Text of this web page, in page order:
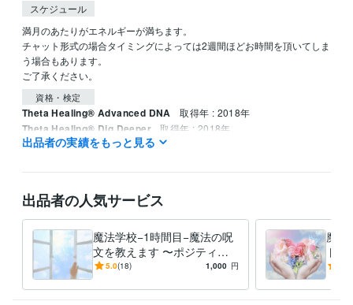
スケジュール
満月のあたりがエネルギーが満ちます。
チャット形式の場合タイミングによっては2週間ほどお時間を頂いてしま
う場合もあります。
資格・検定
Theta Healing® Advanced DNA 取得年 : 2018年
Theta Healing® Dig Deeper 取得年 : 2018年
占い エネルギー調整、未来、思考を変える
出品者の実績をもっと見る
出品者の人気サービス
魔法学校−1時間目−魔法の呪
文を教えます 〜ポジティブ
になる魔法をかけて思い通り
5.0(18) 1,000 円
魔法
ト
ティ
う〜